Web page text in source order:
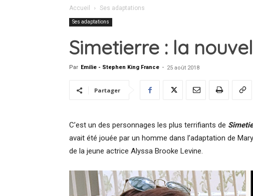
Accueil Ses adaptations
Ses adaptations
Simetierre : la
Par Emilie - Stephen King France - 25 août 2018
Partager
C’est un des personnages les plus terrifiants de
avait été jouée par un homme dans l’adaptation de
de la jeune actrice Alyssa Brooke Levine.